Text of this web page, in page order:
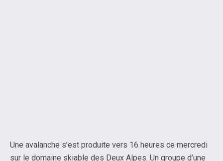
Une avalanche s’est produite vers 16 heures ce mercredi
sur le domaine skiable des Deux Alpes. Un groupe d’une